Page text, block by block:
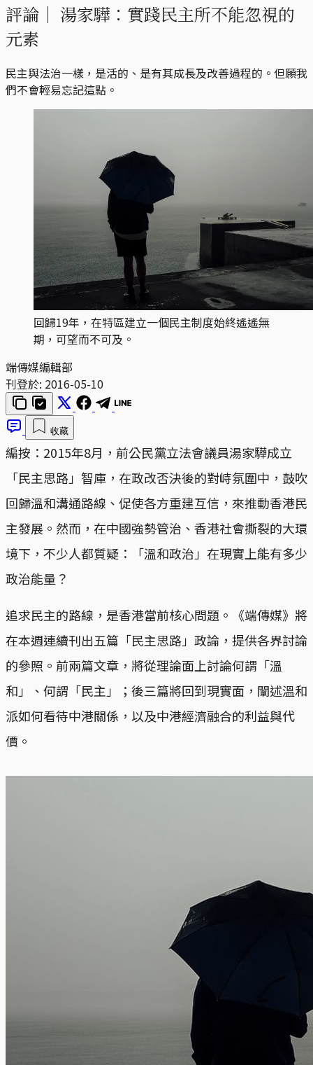
評論｜ 湯家驊：實踐民主所不能忽視的
元素
民主與法治一樣，是活的、是有其成長及改善過程的。但願我
們不會輕易忘記這點。
回歸19年，在特區建立一個民主制度始終遙遙無
期，可望而不可及。
端傳媒編輯部
刊登於: 2016-05-10
收藏
編按：2015年8月，前公民黨立法會議員湯家驊成立
「民主思路」智庫，在政改否決後的對峙氛圍中，鼓吹
回歸溫和溝通路線、促使各方重建互信，來推動香港民
主發展。然而，在中國強勢管治、香港社會撕裂的大環
境下，不少人都質疑：「溫和政治」在現實上能有多少
政治能量？
追求民主的路線，是香港當前核心問題。《端傳媒》將
在本週連續刊出五篇「民主思路」政論，提供各界討論
的參照。前兩篇文章，將從理論面上討論何謂「溫
和」、何謂「民主」；後三篇將回到現實面，闡述溫和
派如何看待中港關係，以及中港經濟融合的利益與代
價。